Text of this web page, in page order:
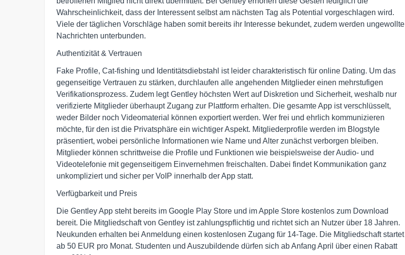
Wahrscheinlichkeit, dass der Interessent selbst am nächsten Tag als Potential vorgeschlagen wird.
Viele der täglichen Vorschläge haben somit bereits ihr Interesse bekundet, zudem werden ungewollte
Nachrichten unterbunden.
Authentizität & Vertrauen
Fake Profile, Cat-fishing und Identitätsdiebstahl ist leider charakteristisch für online Dating. Um das
gegenseitige Vertrauen zu stärken, durchlaufen alle angehenden Mitglieder einen mehrstufigen
Verifikationsprozess. Zudem legt Gentley höchsten Wert auf Diskretion und Sicherheit, weshalb nur
verifizierte Mitglieder überhaupt Zugang zur Plattform erhalten. Die gesamte App ist verschlüsselt,
weder Bilder noch Videomaterial können exportiert werden. Wer frei und ehrlich kommunizieren
möchte, für den ist die Privatsphäre ein wichtiger Aspekt. Mitgliederprofile werden im Blogstyle
präsentiert, wobei persönliche Informationen wie Name und Alter zunächst verborgen bleiben.
Mitglieder können schrittweise die Profile und Funktionen wie beispielsweise der Audio- und
Videotelefonie mit gegenseitigem Einvernehmen freischalten. Dabei findet Kommunikation ganz
unkompliziert und sicher per VoIP innerhalb der App statt.
Verfügbarkeit und Preis
Die Gentley App steht bereits im Google Play Store und im Apple Store kostenlos zum Download
bereit. Die Mitgliedschaft von Gentley ist zahlungspflichtig und richtet sich an Nutzer über 18 Jahren.
Neukunden erhalten bei Anmeldung einen kostenlosen Zugang für 14-Tage. Die Mitgliedschaft startet
ab 50 EUR pro Monat. Studenten und Auszubildende dürfen sich ab Anfang April über einen Rabatt